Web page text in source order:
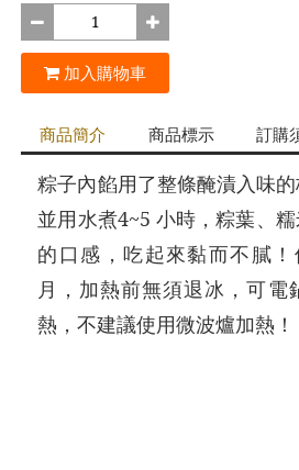
加入購物車
商品簡介 商品標示 訂購
粽子內餡用了整條醃漬入味
並用水煮4~5 小時，粽葉、
的口感，吃起來黏而不膩
月，加熱前無須退冰，可電
熱，不建議使用微波爐加熱！